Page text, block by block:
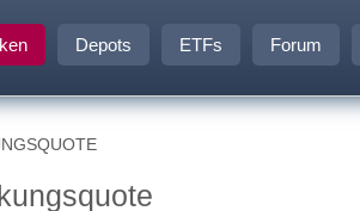
Depots ETFs Forum